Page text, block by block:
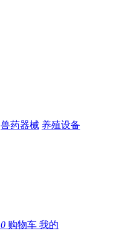
兽药器械 养殖设备
0 购物车 我的